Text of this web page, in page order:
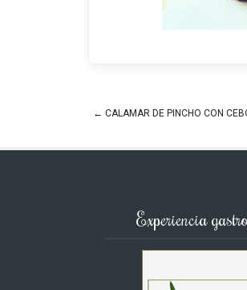
← CALAMAR DE PINCHO CON
Experiencia